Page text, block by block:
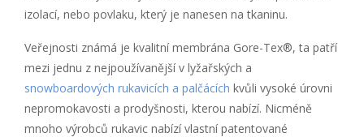
izolací, nebo povlaku, který je nanesen na tkaninu.
Veřejnosti známá je kvalitní membrána Gore-Tex®, ta patří
mezi jednu z nejpoužívanější v lyžařských a
snowboardových rukavicích a palčácích kvůli vysoké úrovni
nepromokavosti a prodyšnosti, kterou nabízí. Nicméně
mnoho výrobců rukavic nabízí vlastní patentované